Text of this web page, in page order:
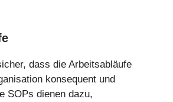
dass die Arbeitsabläufe
konsequent und
SOPs dienen dazu,